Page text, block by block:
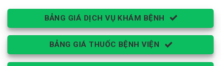
BẢNG GIÁ DỊCH VỤ KHÁM BỆNH
BẢNG GIÁ THUỐC BỆNH VIỆN